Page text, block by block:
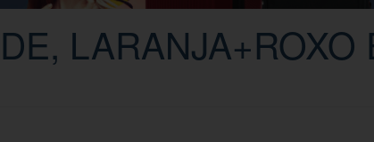
LARANJA+ROXO